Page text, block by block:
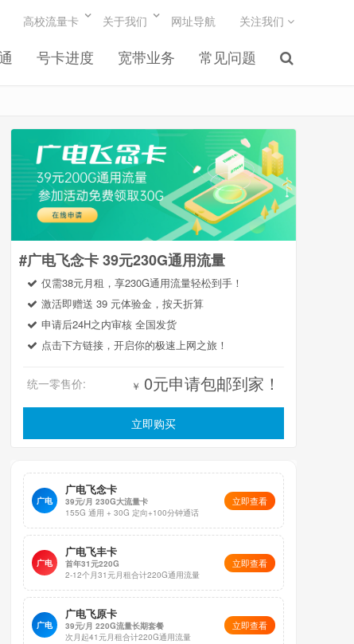
号卡进度 宽带业务 常见问题
高校流量卡 关于我们 网址导航 关注我们
#广电飞念卡 39元230G通用流量
仅需38元月租，享230G通用流量轻松到手！
激活即赠送 39 元体验金，按天折算
申请后24H之内审核 全国发货
点击下方链接，开启你的极速上网之旅！
￥ 0元申请包邮到家！
统一零售价:
立即购买
广电
广电飞念卡
39元/月 230G大流量卡
155G 通用 + 30G 定向+100分钟通话
立即查看
广电
广电飞丰卡
首年31元220G
2-12个月31元月租合计220G通用流量
立即查看
广电
广电飞原卡
39元/月 220G流量长期套餐
次月起41元月租合计220G通用流量
立即查看